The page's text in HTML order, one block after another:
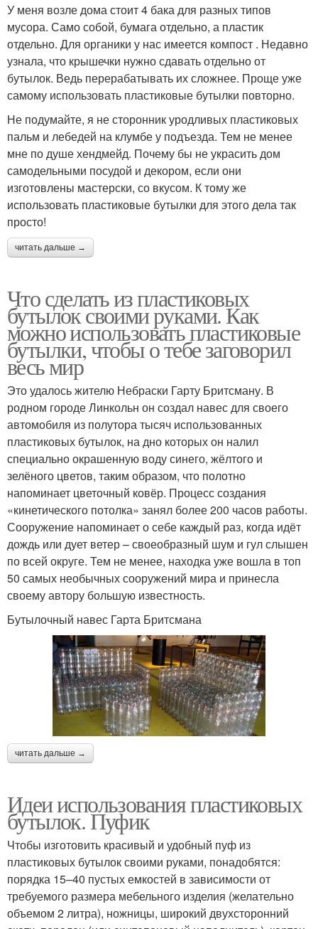
У меня возле дома стоит 4 бака для разных типов
мусора. Само собой, бумага отдельно, а пластик
отдельно. Для органики у нас имеется компост . Недавно
узнала, что крышечки нужно сдавать отдельно от
бутылок. Ведь перерабатывать их сложнее. Проще уже
самому использовать пластиковые бутылки повторно.
Не подумайте, я не сторонник уродливых пластиковых
пальм и лебедей на клумбе у подъезда. Тем не менее
мне по душе хендмейд. Почему бы не украсить дом
самодельными посудой и декором, если они
изготовлены мастерски, со вкусом. К тому же
использовать пластиковые бутылки для этого дела так
просто!
читать дальше →
Что сделать из пластиковых
бутылок своими руками. Как
можно использовать пластиковые
бутылки, чтобы о тебе заговорил
весь мир
Это удалось жителю Небраски Гарту Бритсману. В
родном городе Линкольн он создал навес для своего
автомобиля из полутора тысяч использованных
пластиковых бутылок, на дно которых он налил
специально окрашенную воду синего, жёлтого и
зелёного цветов, таким образом, что полотно
напоминает цветочный ковёр. Процесс создания
«кинетического потолка» занял более 200 часов работы.
Сооружение напоминает о себе каждый раз, когда идёт
дождь или дует ветер – своеобразный шум и гул слышен
по всей округе. Тем не менее, находка уже вошла в топ
50 самых необычных сооружений мира и принесла
своему автору большую известность.
Бутылочный навес Гарта Бритсмана
читать дальше →
Идеи использования пластиковых
бутылок. Пуфик
Чтобы изготовить красивый и удобный пуф из
пластиковых бутылок своими руками, понадобятся:
порядка 15–40 пустых емкостей в зависимости от
требуемого размера мебельного изделия (желательно
объемом 2 литра), ножницы, широкий двухсторонний